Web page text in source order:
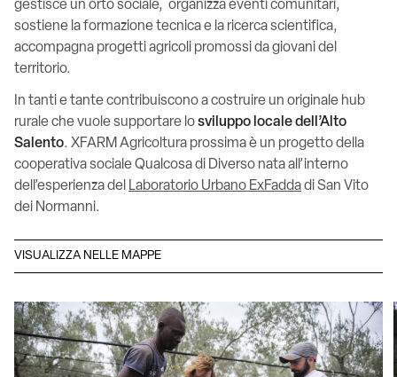
gestisce un orto sociale, organizza eventi comunitari,
sostiene la formazione tecnica e la ricerca scientifica,
accompagna progetti agricoli promossi da giovani del
territorio.
In tanti e tante contribuiscono a costruire un originale hub
rurale che vuole supportare losviluppo locale dell’Alto
Salento. XFARM Agricoltura prossima è un progetto della
cooperativa sociale Qualcosa di Diverso nata all’interno
dell’esperienza del Laboratorio Urbano ExFaddadi San Vito
dei Normanni.
VISUALIZZA NELLE MAPPE